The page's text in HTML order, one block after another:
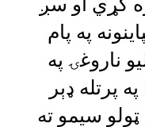
په پام
ناروغۍ په
پرتله ډېر
سیمو ته